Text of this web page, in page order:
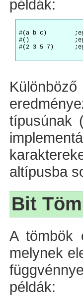
példák:
#(a b c)	;egy 3 hosszú vektor
#()		;egy üres vektor
#(2 3 5 7)	;egy vektor, amely a 10 alatti prímszámokat tartalmazza
típusúnak
altípusba
Bit
A tömbök
melynek
példák: